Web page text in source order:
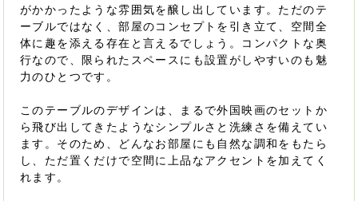
がかかったような雰囲気を醸し出しています。ただのテ
ーブルではなく、部屋のコンセプトを引き立て、空間全
体に趣を添える存在と言えるでしょう。コンパクトな奥
行なので、限られたスペースにも設置がしやすいのも魅
力のひとつです。
このテーブルのデザインは、まるで外国映画のセットか
ら飛び出してきたようなシンプルさと洗練さを備えてい
ます。そのため、どんなお部屋にも自然な調和をもたら
し、ただ置くだけで空間に上品なアクセントを加えてく
れます。